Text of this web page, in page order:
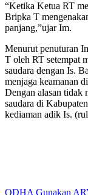
“Ketika Ketua RT
Bripka T
panjang,”ujar Im.
Menurut penuturan
T oleh RT setempat
saudara dengan Is.
menjaga keamanan
Dengan alasan
saudara di
kediaman adik Is.
ODHA Gunakan